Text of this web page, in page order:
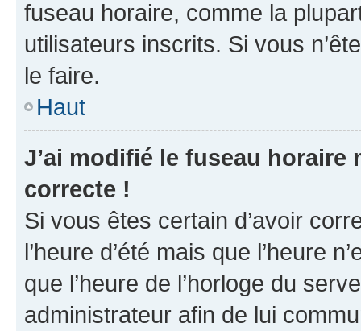
fuseau horaire, comme la
utilisateurs inscrits. Si vous
le faire.
Haut
J’ai modifié le fuseau horaire
correcte !
Si vous êtes certain d’avoir
l’heure d’été mais que l’heure
que l’heure de l’horloge du
administrateur afin de lui